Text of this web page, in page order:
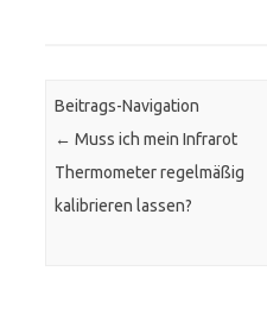
Beitrags-Navigation
← Muss ich mein Infrarot
Thermometer regelmäßig
kalibrieren lassen?